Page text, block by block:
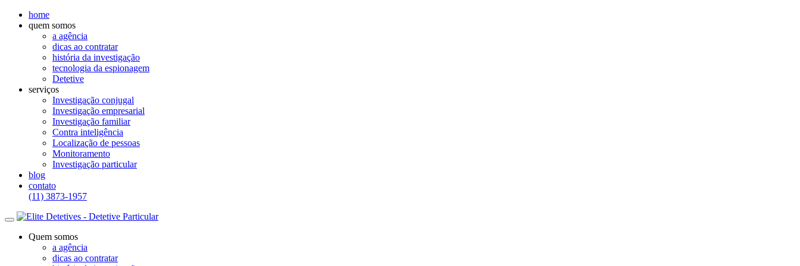
home
quem somos
a agência
dicas ao contratar
história da investigação
tecnologia da espionagem
Detetive
serviços
Investigação conjugal
Investigação empresarial
Investigação familiar
Contra inteligência
Localização de pessoas
Monitoramento
Investigação particular
blog
contato
(11) 3873-1957
Quem somos
a agência
dicas ao contratar